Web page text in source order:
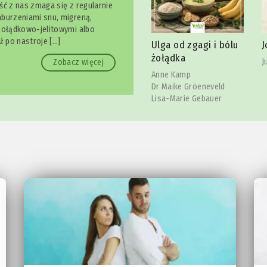
z nas zmaga się z regularnie
snu, migreną,
jelitowymi albo
po nastroje […]
Zobacz więcej
Ulga od zgagi i bólu
żołądka
Anne Kamp
Joga szczęki
Julia Reindl